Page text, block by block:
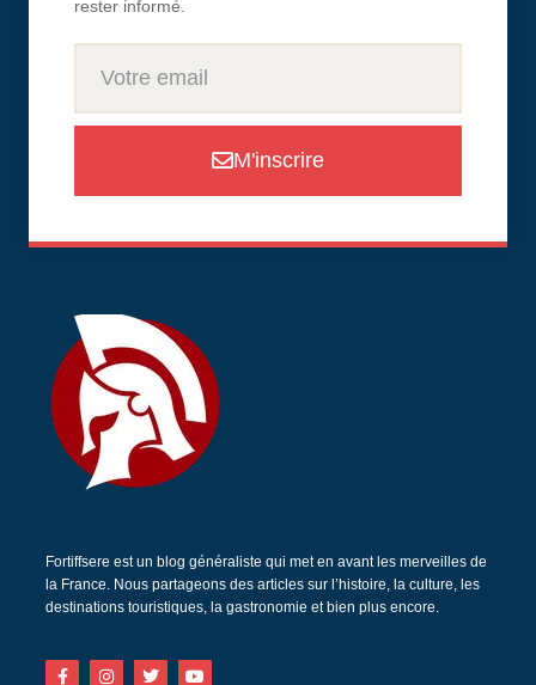
rester informé.
M'inscrire
Fortiffsere est un blog généraliste qui met en avant les merveilles de
la France. Nous partageons des articles sur l’histoire, la culture, les
destinations touristiques, la gastronomie et bien plus encore.